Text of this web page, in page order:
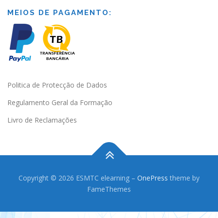
MEIOS DE PAGAMENTO:
Politica de Protecção de Dados
Regulamento Geral da Formação
Livro de Reclamações
Copyright © 2026 ESMTC elearning – OnePress theme by
FameThemes